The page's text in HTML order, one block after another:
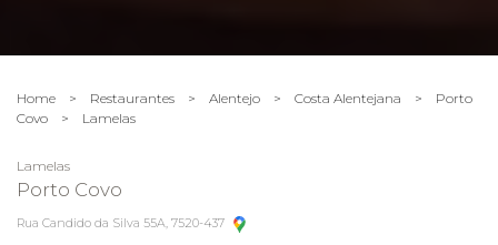
Home > Restaurantes > Alentejo > Costa Alentejana > Porto
Covo > Lamelas
Lamelas
Porto Covo
Rua Candido da Silva 55A, 7520-437